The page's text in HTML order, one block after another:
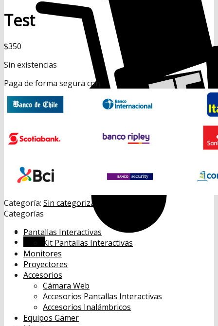
Test
$350
Sin existencias
Paga de forma segura con
Categoría: Sin categorizar
Categorías
Pantallas Interactivas
Kit Pantallas Interactivas
Monitores
Proyectores
Accesorios
Cámara Web
Accesorios Pantallas Interactivas
Accesorios Inalámbricos
Equipos Gamer